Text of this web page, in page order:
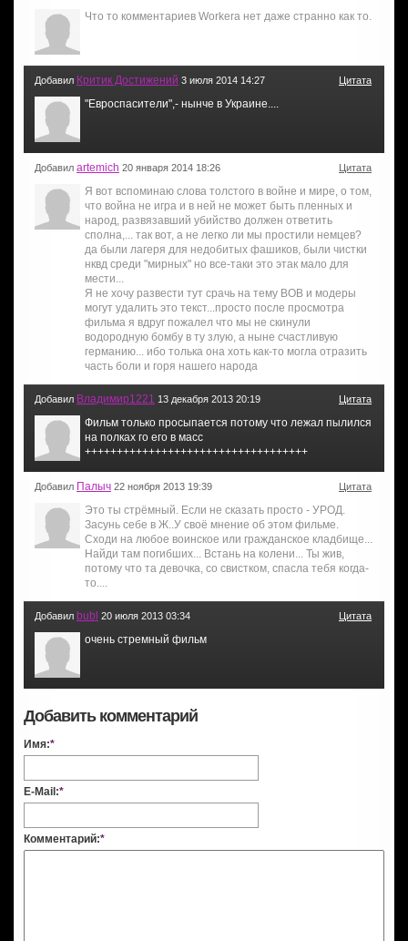
Что то комментариев Workera нет даже странно как то.
Добавил Критик Достижений 3 июля 2014 14:27 Цитата
"Евроспасители",- нынче в Украине....
Добавил artemich 20 января 2014 18:26 Цитата
Я вот вспоминаю слова толстого в войне и мире, о том,
что война не игра и в ней не может быть пленных и
народ, развязавший убийство должен ответить
сполна,... так вот, а не легко ли мы простили немцев?
да были лагеря для недобитых фашиков, были чистки
нквд среди "мирных" но все-таки это этак мало для
мести...
Я не хочу развести тут срачь на тему ВОВ и модеры
могут удалить это текст...просто после просмотра
фильма я вдруг пожалел что мы не скинули
водородную бомбу в ту злую, а ныне счастливую
германию... ибо толька она хоть как-то могла отразить
часть боли и горя нашего народа
Добавил Владимир1221 13 декабря 2013 20:19 Цитата
Фильм только просыпается потому что лежал пылился
на полках го его в масс
+++++++++++++++++++++++++++++++++++
Добавил Палыч 22 ноября 2013 19:39 Цитата
Это ты стрёмный. Если не сказать просто - УРОД.
Засунь себе в Ж..У своё мнение об этом фильме.
Сходи на любое воинское или гражданское кладбище...
Найди там погибших... Встань на колени... Ты жив,
потому что та девочка, со свистком, спасла тебя когда-
то....
Добавил bubl 20 июля 2013 03:34 Цитата
очень стремный фильм
Добавить комментарий
Имя:*
E-Mail:*
Комментарий:*